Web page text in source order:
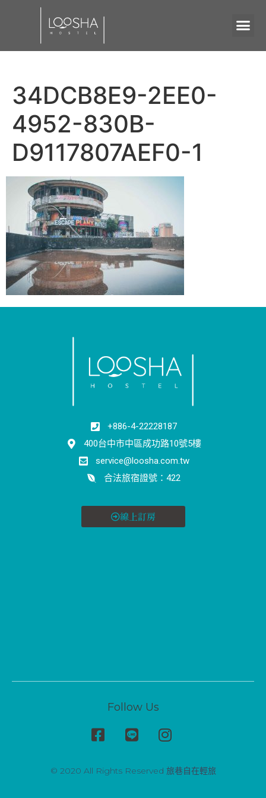
34DCB8E9-2EE0-
4952-830B-
D9117807AEF0-1
+886-4-22228187
400台中市中區成功路10號5樓
service@loosha.com.tw
合法旅宿證號：422
線上訂房
Follow Us
© 2020 All Rights Reserved 旅巷自在輕旅